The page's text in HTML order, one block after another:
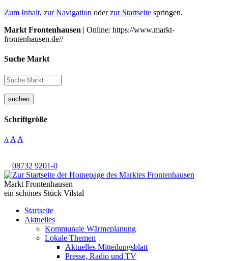
Zum Inhalt, zur Navigation oderzur Startseite springen.
Markt Frontenhausen | Online: https://www.markt-
frontenhausen.de//
Suche Markt
suchen
Schriftgröße
A A A
08732 9201-0
Markt Frontenhausen
ein schönes Stück Vilstal
Startseite
Aktuelles
Kommunale Wärmeplanung
Lokale Themen
Aktuelles Mitteilungsblatt
Presse, Radio und TV